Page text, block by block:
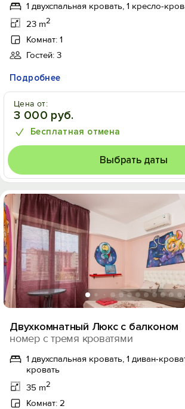
1 двухспальная кровать, 1 кресло-
23 m2
Комнат: 1
Гостей: 3
Подробнее
Цена от:
3 000 руб.
Бесплатная отмена
Выбрать даты
Двухкомнатный Люкс с балконом
номер с тремя кроватями
1 двухспальная кровать, 1 диван-
кровать
35 m2
Комнат: 2